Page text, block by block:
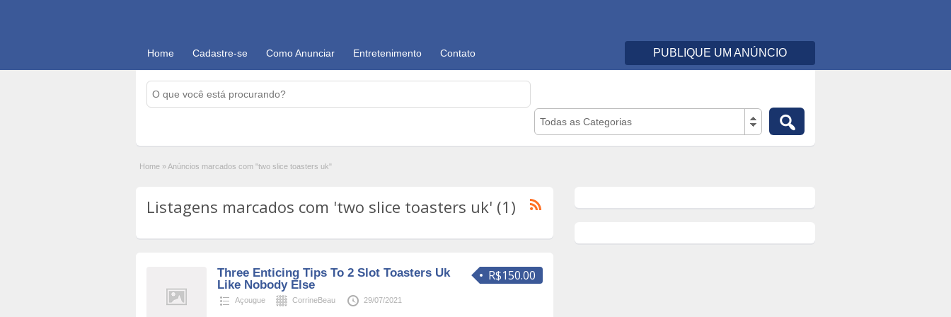
Home Cadastre-se Como Anunciar Entretenimento Contato PUBLIQUE UM ANÚNCIO
Todas as Categorias
Home »Anúncios marcados com "two slice toasters uk"
Listagens marcados com 'two slice toasters uk' (1)
R$150.00
Three Enticing Tips To 2 Slot Toasters Uk
Like Nobody Else
Açougue CorrineBeau 29/07/2021